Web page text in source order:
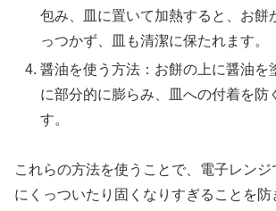
包み、皿に置いて加熱すると、お餅
っつかず、皿も清潔に保たれます。
醤油を使う方法：お餅の上に醤油を
に部分的に膨らみ、皿への付着を防
す。
これらの方法を使うことで、電子レン
にくっついたり固くなりすぎることを防